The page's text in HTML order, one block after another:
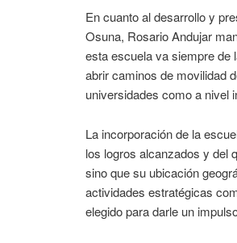
En cuanto al desarrollo y
Osuna, Rosario Andujar
esta escuela va siempre de
abrir caminos de movilidad
universidades como a nivel
La incorporación de la
los logros alcanzados y del
sino que su ubicación
actividades estratégicas
elegido para darle un